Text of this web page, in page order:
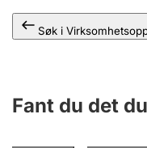
Søk i
Fant du det